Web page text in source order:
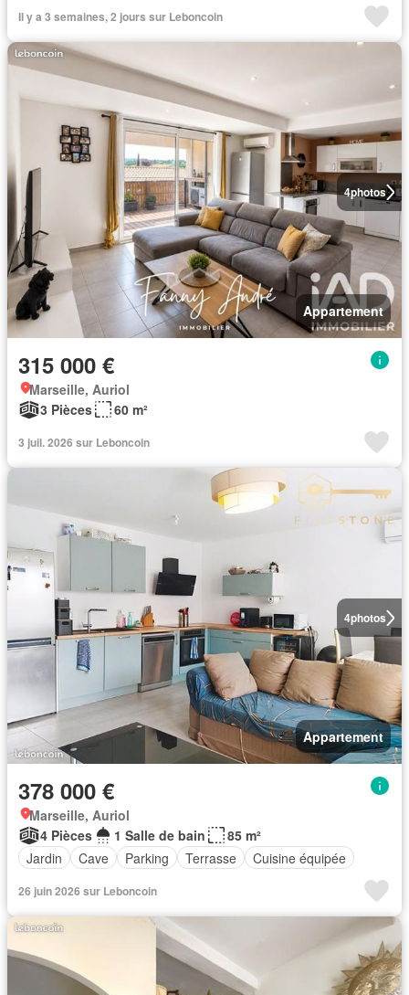
Il y a 3 semaines, 2 jours sur Leboncoin
4photos
Appartement
315 000 €
Marseille, Auriol
3 Pièces
60 m²
3 juil. 2026 sur Leboncoin
4photos
Appartement
378 000 €
Marseille, Auriol
4 Pièces
1 Salle de bain
85 m²
Jardin
Cave Parking Terrasse Cuisine équipée
26 juin 2026 sur Leboncoin